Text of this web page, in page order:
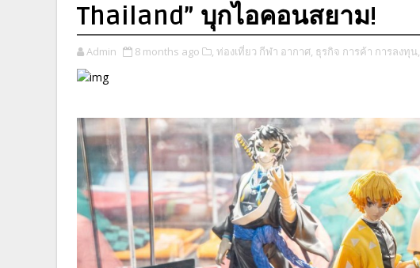
Thailand” บุกไอคอนสยาม!​
Admin 8 months ago ​, ท่องเที่ยว กีฬา อากาศ, ธุรกิจ การค้า การลงทุน,